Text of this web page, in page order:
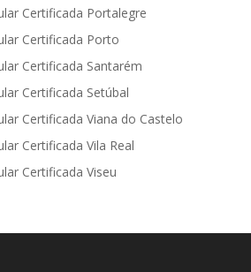
Certificada Portalegre
Certificada Porto
Certificada Santarém
Certificada Setúbal
Certificada Viana do Castelo
Certificada Vila Real
Certificada Viseu